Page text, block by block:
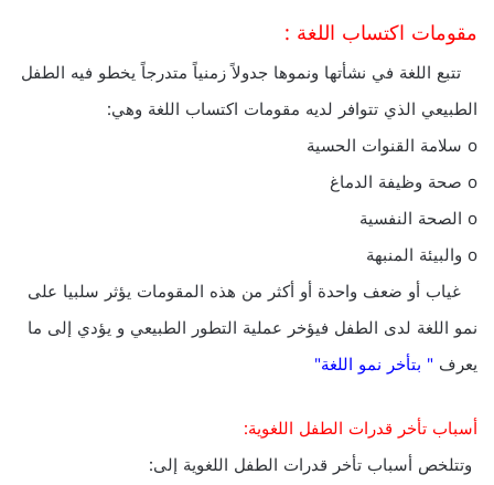
مقومات اكتساب اللغة :
تتبع اللغة في نشأتها ونموها جدولاً زمنياً متدرجاً يخطو فيه الطفل
الطبيعي الذي تتوافر لديه مقومات اكتساب اللغة وهي:
o سلامة القنوات الحسية
o صحة وظيفة الدماغ
o الصحة النفسية
o والبيئة المنبهة
غياب أو ضعف واحدة أو أكثر من هذه المقومات يؤثر سلبيا على
نمو اللغة لدى الطفل فيؤخر عملية التطور الطبيعي و يؤدي إلى ما
يعرف " بتأخر نمو اللغة"
أسباب تأخر قدرات الطفل اللغوية:
وتتلخص أسباب تأخر قدرات الطفل اللغوية إلى: